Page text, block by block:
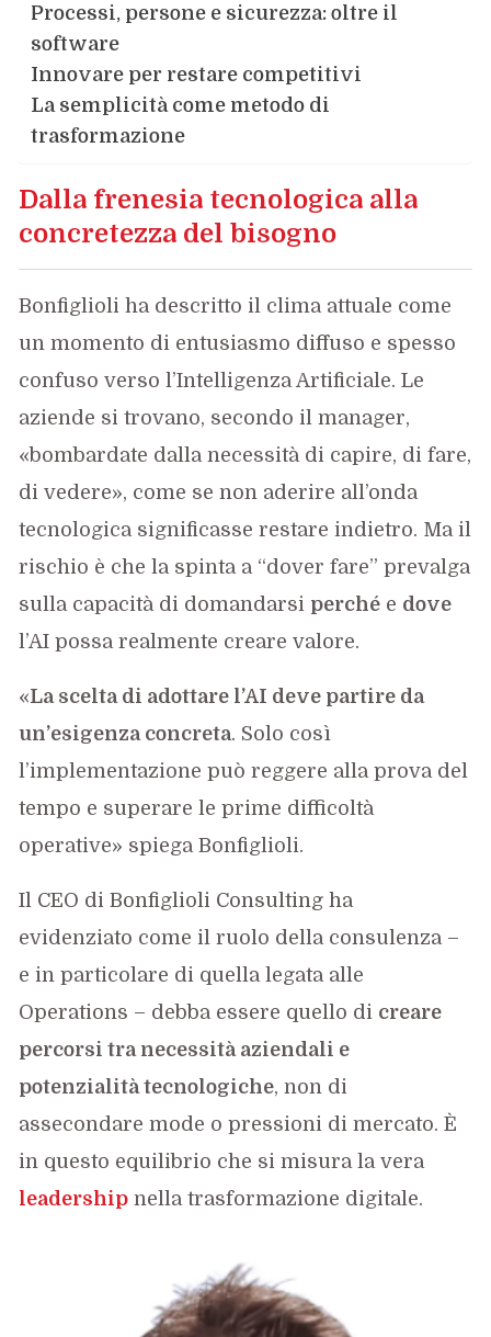
Processi, persone e sicurezza: oltre il
software
Innovare per restare competitivi
La semplicità come metodo di
trasformazione
Dalla frenesia tecnologica alla
concretezza del bisogno
Bonfiglioli ha descritto il clima attuale come
un momento di entusiasmo diffuso e spesso
confuso verso l’Intelligenza Artificiale. Le
aziende si trovano, secondo il manager,
«bombardate dalla necessità di capire, di fare,
di vedere», come se non aderire all’onda
tecnologica significasse restare indietro. Ma il
rischio è che la spinta a “dover fare” prevalga
sulla capacità di domandarsi perché e dove
l’AI possa realmente creare valore.
«La scelta di adottare l’AI deve partire da
un’esigenza concreta. Solo così
l’implementazione può reggere alla prova del
tempo e superare le prime difficoltà
operative» spiega Bonfiglioli.
Il CEO di Bonfiglioli Consulting ha
evidenziato come il ruolo della consulenza –
e in particolare di quella legata alle
Operations – debba essere quello di creare
percorsi tra necessità aziendali e
potenzialità tecnologiche, non di
assecondare mode o pressioni di mercato. È
in questo equilibrio che si misura la vera
leadership nella trasformazione digitale.